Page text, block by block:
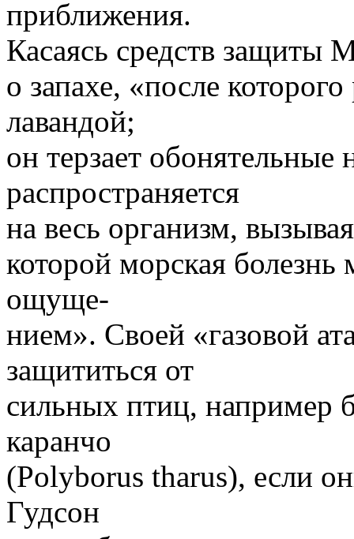
приближения.
Касаясь средств защиты
о запахе, «после
лавандой;
он терзает обонятельные
распространяется
на весь организм,
которой морская
ощуще-
нием». Своей «газовой
защититься от
сильных птиц, например
каранчо
(Polyborus tharus), если
Гудсон